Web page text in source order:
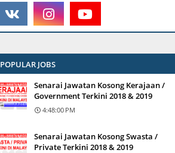
POPULAR JOBS
Senarai Jawatan Kosong Kerajaan /
Government Terkini 2018 & 2019
4:48:00 PM
Senarai Jawatan Kosong Swasta /
Private Terkini 2018 & 2019